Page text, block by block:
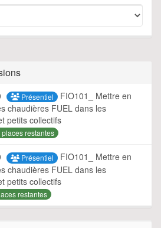
Présentiel
FIO101_ Mettre en
chaudières FUEL dans les
petits collectifs
places restantes
Présentiel
FIO101_ Mettre en
chaudières FUEL dans les
petits collectifs
restantes